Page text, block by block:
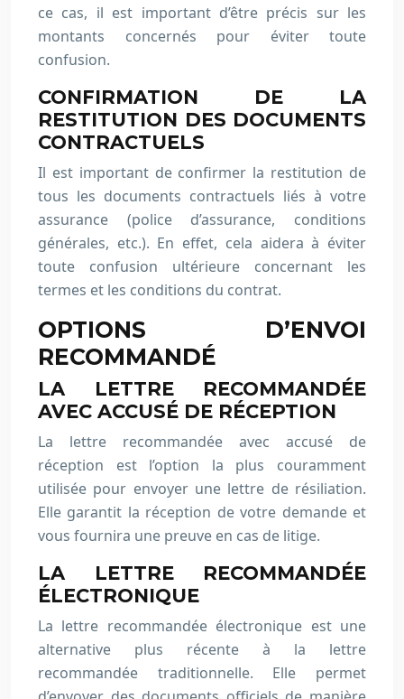
ce cas, il est important d’être précis sur les
montants concernés pour éviter toute
confusion.
CONFIRMATION DE LA
RESTITUTION DES DOCUMENTS
CONTRACTUELS
Il est important de confirmer la restitution de
tous les documents contractuels liés à votre
assurance (police d’assurance, conditions
générales, etc.). En effet, cela aidera à éviter
toute confusion ultérieure concernant les
termes et les conditions du contrat.
OPTIONS D’ENVOI
RECOMMANDÉ
LA LETTRE RECOMMANDÉE
AVEC ACCUSÉ DE RÉCEPTION
La lettre recommandée avec accusé de
réception est l’option la plus couramment
utilisée pour envoyer une lettre de résiliation.
Elle garantit la réception de votre demande et
vous fournira une preuve en cas de litige.
LA LETTRE RECOMMANDÉE
ÉLECTRONIQUE
La lettre recommandée électronique est une
alternative plus récente à la lettre
recommandée traditionnelle. Elle permet